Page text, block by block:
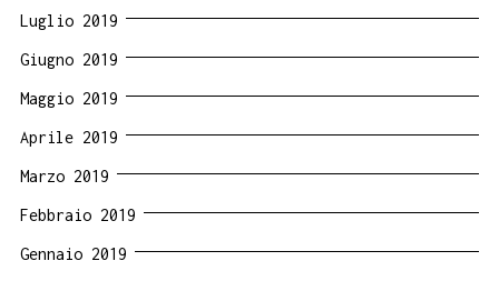
Luglio 2019
Giugno 2019
Maggio 2019
Aprile 2019
Marzo 2019
Febbraio 2019
Gennaio 2019